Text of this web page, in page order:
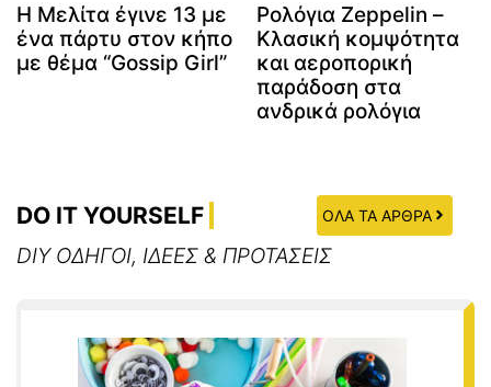
Η Μελίτα έγινε 13 με
ένα πάρτυ στον κήπο
με θέμα “Gossip Girl”
Ρολόγια Zeppelin –
Κλασική κομψότητα
και αεροπορική
παράδοση στα
ανδρικά ρολόγια
DO IT YOURSELF ΟΛΑ ΤΑ ΑΡΘΡΑ
DIY ΟΔΗΓΟΙ, ΙΔΕΕΣ & ΠΡΟΤΑΣΕΙΣ